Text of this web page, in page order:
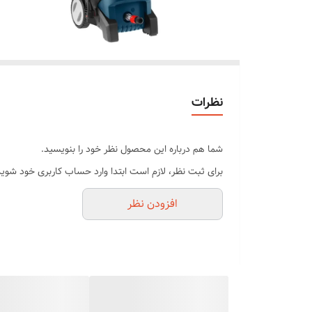
نظرات
شما هم درباره این محصول نظر خود را بنویسید.
برای ثبت نظر، لازم است ابتدا وارد حساب کاربری خود
افزودن نظر